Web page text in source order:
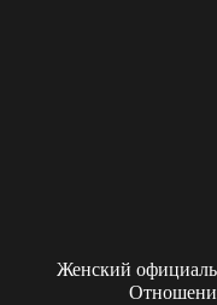
Женский